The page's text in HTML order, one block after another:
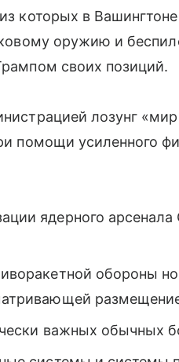
которых в
оружию и
своих позиций.
лозунг «мир
помощи усиленного
ядерного
обороны
важных обычных